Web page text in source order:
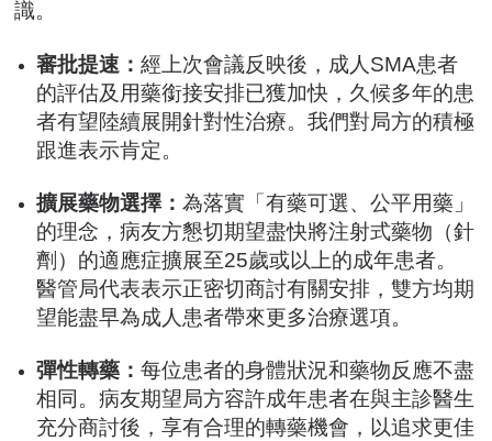
識。
審批提速：經上次會議反映後，成人SMA患者
的評估及用藥銜接安排已獲加快，久候多年的患
者有望陸續展開針對性治療。我們對局方的積極
跟進表示肯定。
擴展藥物選擇：為落實「有藥可選、公平用藥」
的理念，病友方懇切期望盡快將注射式藥物（針
劑）的適應症擴展至25歲或以上的成年患者。
醫管局代表表示正密切商討有關安排，雙方均期
望能盡早為成人患者帶來更多治療選項。
彈性轉藥：每位患者的身體狀況和藥物反應不盡
相同。病友期望局方容許成年患者在與主診醫生
充分商討後，享有合理的轉藥機會，以追求更佳